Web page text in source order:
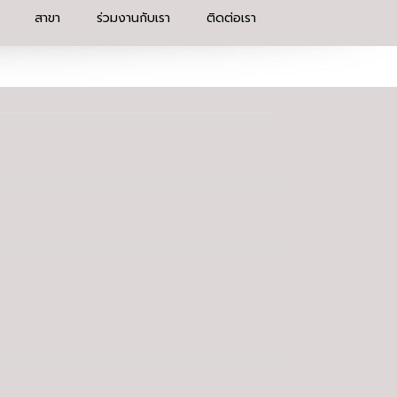
สาขา ร่วมงานกับเรา ติดต่อเรา